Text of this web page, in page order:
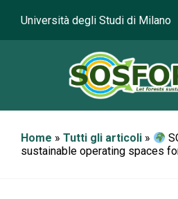
Università degli Studi di Milano
Home » Tutti gli articoli »
sustainable operating spaces